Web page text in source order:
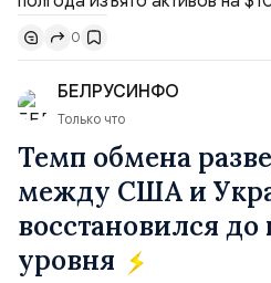
Всего зафиксировано 15
транзакций, которые
объёма всего российского
поглощений. Крупнейшей ...
0
БЕЛРУСИНФО
Только что
Темп обмена
между США и
восстановился
уровня